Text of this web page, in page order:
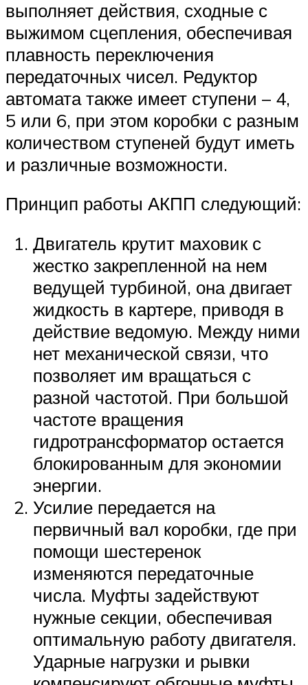
выполняет действия, сходные с
выжимом сцепления, обеспечивая
плавность переключения
передаточных чисел. Редуктор
автомата также имеет ступени – 4,
5 или 6, при этом коробки с разным
количеством ступеней будут иметь
и различные возможности.
Принцип работы АКПП следующий:
Двигатель крутит маховик с
жестко закрепленной на нем
ведущей турбиной, она двигает
жидкость в картере, приводя в
действие ведомую. Между ними
нет механической связи, что
позволяет им вращаться с
разной частотой. При большой
частоте вращения
гидротрансформатор остается
блокированным для экономии
энергии.
Усилие передается на
первичный вал коробки, где при
помощи шестеренок
изменяются передаточные
числа. Муфты задействуют
нужные секции, обеспечивая
оптимальную работу двигателя.
Ударные нагрузки и рывки